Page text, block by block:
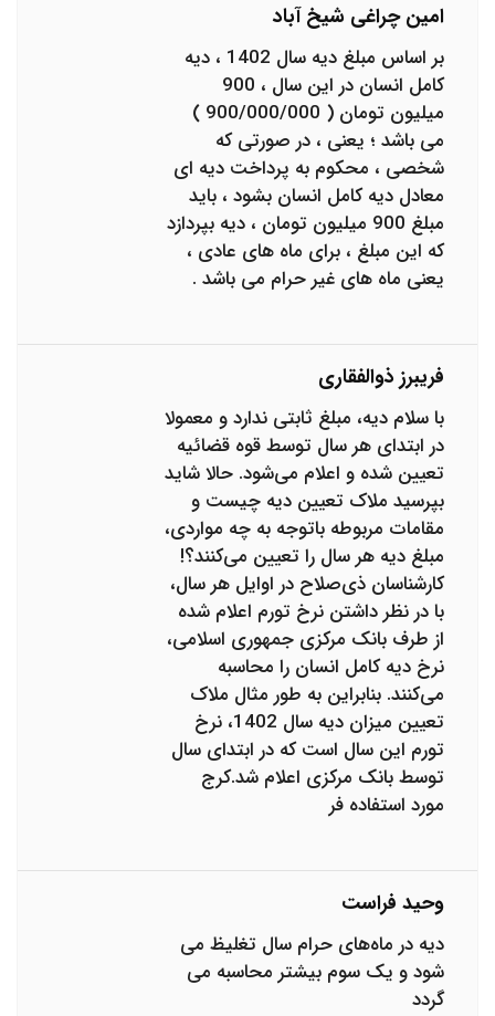
امین چراغی شیخ آباد
بر اساس مبلغ دیه سال 1402 ، دیه
کامل انسان در این سال ، 900
میلیون تومان ( 900/000/000 )
می باشد ؛ یعنی ، در صورتی که
شخصی ، محکوم به پرداخت دیه ای
معادل دیه کامل انسان بشود ، باید
مبلغ 900 میلیون تومان ، دیه بپردازد
که این مبلغ ، برای ماه های عادی ،
یعنی ماه های غیر حرام می باشد .
فریبرز ذوالفقاری
با سلام دیه، مبلغ ثابتی ندارد و معمولا
در ابتدای هر سال توسط قوه قضائیه
تعیین شده و اعلام می‌شود. حالا شاید
بپرسید ملاک تعیین دیه چیست و
مقامات مربوطه باتوجه به چه مواردی،
مبلغ دیه هر سال را تعیین می‌کنند؟!
کارشناسان ذی‌صلاح در اوایل هر سال،
با در نظر داشتن نرخ تورم اعلام شده
از طرف بانک مرکزی جمهوری اسلامی،
نرخ دیه کامل انسان را محاسبه
می‌کنند. بنابراین به طور مثال ملاک
تعیین میزان دیه سال 1402، نرخ
تورم این سال است که در ابتدای سال
توسط بانک مرکزی اعلام شد.کرج
مورد استفاده فر
وحید فراست
دیه در ماه‌های حرام سال تغلیظ می
شود و یک سوم بیشتر محاسبه می
گردد